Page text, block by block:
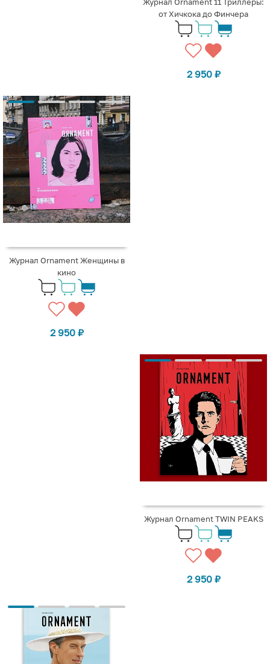
от Хичкока до Финчера
2 950 ₽
Журнал Ornament Женщины в
кино
2 950 ₽
Журнал Ornament TWIN PEAKS
2 950 ₽